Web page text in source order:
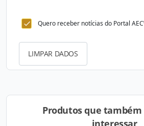
Quero receber notícias do Portal
LIMPAR DADOS
Produtos que
interessar